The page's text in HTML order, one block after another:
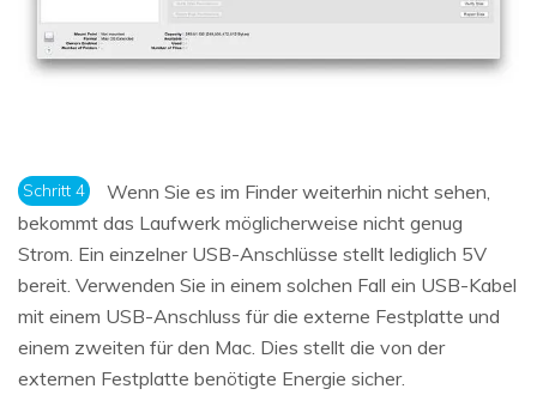
Schritt 4
Wenn Sie es im Finder weiterhin nicht sehen,
bekommt das Laufwerk möglicherweise nicht genug
Strom. Ein einzelner USB-Anschlüsse stellt lediglich 5V
bereit. Verwenden Sie in einem solchen Fall ein USB-Kabel
mit einem USB-Anschluss für die externe Festplatte und
einem zweiten für den Mac. Dies stellt die von der
externen Festplatte benötigte Energie sicher.